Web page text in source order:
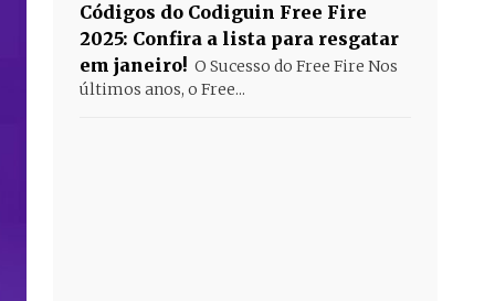
Códigos do Codiguin Free Fire
2025: Confira a lista para resgatar
em janeiro! O Sucesso do Free Fire Nos
últimos anos, o Free...